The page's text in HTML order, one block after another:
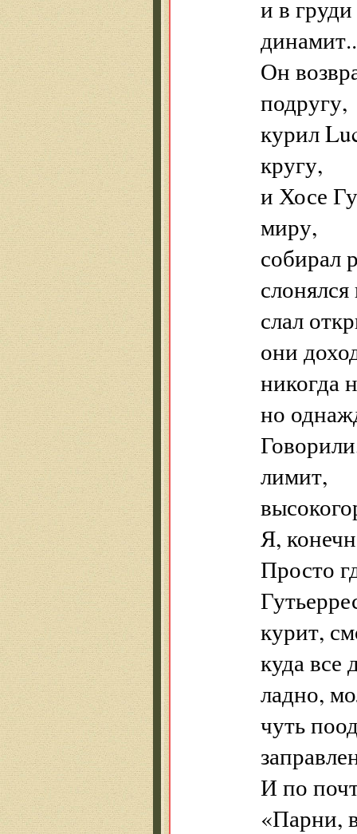
и в
Он
подругу,
курил
кругу,
и Хосе
миру,
собирал
слал
они
никогда
но
лимит,
Я,
Просто
курит,
куда все
ладно,
чуть
И по
«Парни,